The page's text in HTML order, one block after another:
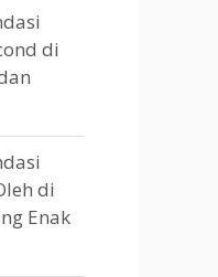
di
di
Enak